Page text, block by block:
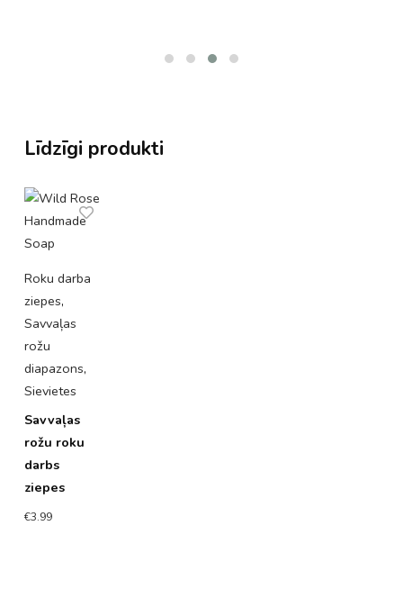
Līdzīgi produkti
Roku darba
ziepes,
Savvaļas
rožu
diapazons,
Sievietes
Savvaļas
rožu roku
darbs
ziepes
€3.99